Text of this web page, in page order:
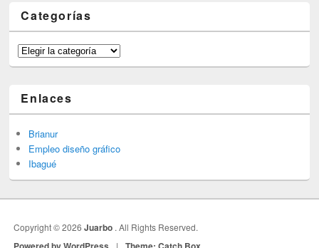
Categorías
Categorías
Enlaces
Brianur
Empleo diseño gráfico
Ibagué
Copyright © 2026Juarbo . All Rights Reserved.
|